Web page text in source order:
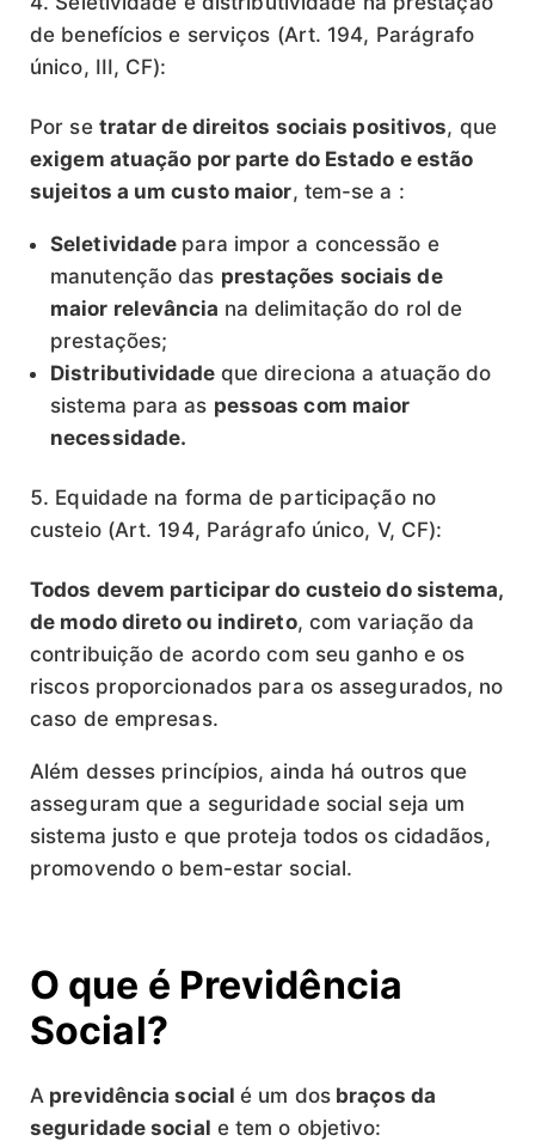
de benefícios e serviços (Art. 194, Parágrafo
único, III, CF):
Por se tratar de direitos sociais positivos, que
exigem atuação por parte do Estado e estão
sujeitos a um custo maior, tem-se a :
Seletividade para impor a concessão e
manutenção das prestações sociais de
maior relevância na delimitação do rol de
prestações;
Distributividade que direciona a atuação do
sistema para as pessoas com maior
necessidade.
Equidade na forma de participação no
custeio (Art. 194, Parágrafo único, V, CF):
Todos devem participar do custeio do sistema,
de modo direto ou indireto, com variação da
contribuição de acordo com seu ganho e os
riscos proporcionados para os assegurados, no
caso de empresas.
Além desses princípios, ainda há outros que
asseguram que a seguridade social seja um
sistema justo e que proteja todos os cidadãos,
promovendo o bem-estar social.
O que é Previdência
Social?
A previdência socialé um dosbraços da
seguridade social e tem o objetivo: